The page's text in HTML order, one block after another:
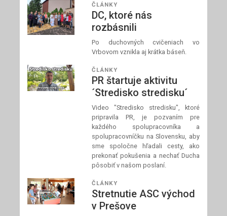
ČLÁNKY
DC, ktoré nás
rozbásnili
Po duchovných cvičeniach vo
Vrbovom vznikla aj krátka báseň.
ČLÁNKY
PR štartuje aktivitu
´Stredisko stredisku´
Video "Stredisko stredisku", ktoré
pripravila PR, je pozvaním pre
každého spolupracovníka a
spolupracovníčku na Slovensku, aby
sme spoločne hľadali cesty, ako
prekonať pokušenia a nechať Ducha
pôsobiť v našom poslaní.
ČLÁNKY
Stretnutie ASC východ
v Prešove